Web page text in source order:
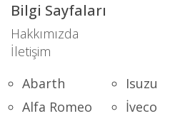
Bilgi Sayfaları
Hakkımızda
İletişim
Abarth
Alfa Romeo
Isuzu
İveco